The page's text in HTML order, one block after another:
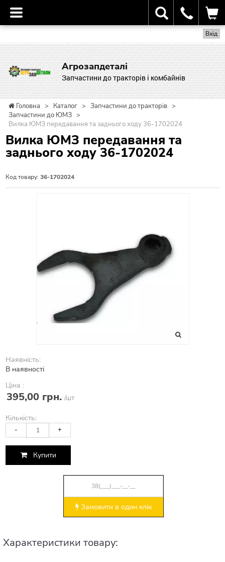
Вхід
Агрозапдеталі
Запчастини до тракторів і комбайнів
Головна > Каталог > Запчастини до тракторів >
Запчастини до ЮМЗ >
Вилка ЮМЗ передавання та заднього ходу 36-1702024
Вилка ЮМЗ передавання та
заднього ходу 36-1702024
Код товару: 36-1702024
Наявність:
В наявності
Ціна :
395,00 грн. /шт
Кількість:
- +
Купити
Замовити в один клік
Характеристики товару: